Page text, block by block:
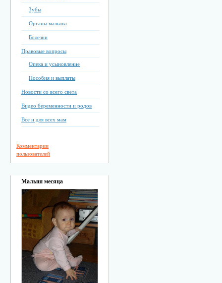
Зубы
Органы малыша
Болезни
Правовые вопросы
Опека и усыновление
Пособия и выплаты
Новости со всего света
Видео беременности и родов
Все и для всех мам
Комментарии
пользователей
Малыш месяца